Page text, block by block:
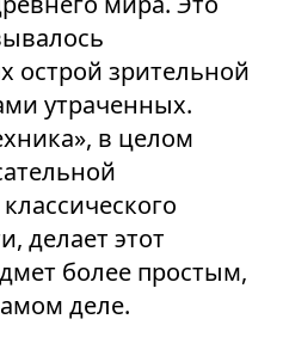
острой зрительной
утраченных.
в целом
делает этот
более простым,
деле.